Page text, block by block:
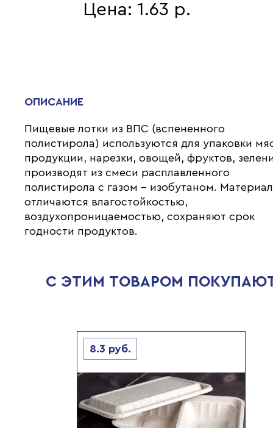
Цена: 1.63 р.
ОПИСАНИЕ
Пищевые лотки из ВПС (вспененного
полистирола) используются для упаковки
продукции, нарезки, овощей, фруктов,
производят из смеси расплавленного
полистирола с газом - изобутаном.
отличаются влагостойкостью,
воздухопроницаемостью, сохраняют срок
годности продуктов.
С ЭТИМ ТОВАРОМ
8.3 руб.